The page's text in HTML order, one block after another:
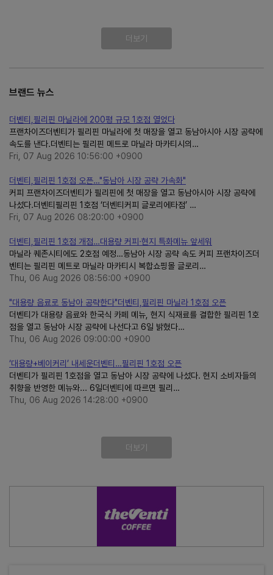
더보기
브랜드 뉴스
더벤티,필리핀 마닐라에 200평 규모 1호점 열었다
프랜차이즈더벤티가 필리핀 마닐라에 첫 매장을 열고 동남아시아 시장 공략에
속도를 낸다.더벤티는 필리핀 메트로 마닐라 마카티시의…
Fri, 07 Aug 2026 10:56:00 +0900
더벤티,필리핀 1호점 오픈…"동남아 시장 공략 가속화"
커피 프랜차이즈더벤티가 필리핀에 첫 매장을 열고 동남아시아 시장 공략에
나섰다.더벤티필리핀 1호점 ‘더벤티커피 글로리에타점’ …
Fri, 07 Aug 2026 08:20:00 +0900
더벤티,필리핀 1호점 개점…대용량 커피·현지 특화메뉴 앞세워
마닐라 퀘존시티에도 2호점 예정…동남아 시장 공략 속도 커피 프랜차이즈더
벤티는 필리핀 메트로 마닐라 마카티시 복합쇼핑몰 글로리…
Thu, 06 Aug 2026 08:56:00 +0900
"대용량 음료로 동남아 공략한다"더벤티,필리핀 마닐라 1호점 오픈
더벤티가 대용량 음료와 한국식 카페 메뉴, 현지 식재료를 결합한 필리핀 1호
점을 열고 동남아 시장 공략에 나선다고 6일 밝혔다…
Thu, 06 Aug 2026 09:00:00 +0900
‘대용량+베이커리’ 내세운더벤티…필리핀 1호점 오픈
더벤티가 필리핀 1호점을 열고 동남아 시장 공략에 나섰다. 현지 소비자들의
취향을 반영한 메뉴와... 6일더벤티에 따르면 필리…
Thu, 06 Aug 2026 14:28:00 +0900
더보기